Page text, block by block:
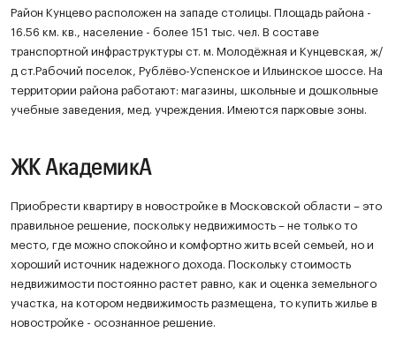
Район Кунцево расположен на западе столицы. Площадь района -
16.56 км. кв., население - более 151 тыс. чел. В составе
транспортной инфраструктуры ст. м. Молодёжная и Кунцевская, ж/
д ст.Рабочий поселок, Рублёво-Успенское и Ильинское шоссе. На
территории района работают: магазины, школьные и дошкольные
учебные заведения, мед. учреждения. Имеются парковые зоны.
ЖК АкадемикА
Приобрести квартиру в новостройке в Московской области – это
правильное решение, поскольку недвижимость – не только то
место, где можно спокойно и комфортно жить всей семьей, но и
хороший источник надежного дохода. Поскольку стоимость
недвижимости постоянно растет равно, как и оценка земельного
участка, на котором недвижимость размещена, то купить жилье в
новостройке - осознанное решение.